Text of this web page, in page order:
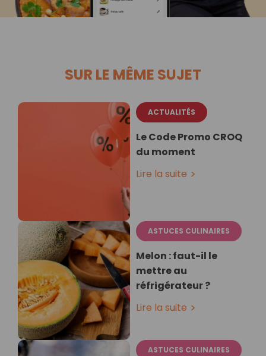
SUR LE MÊME SUJET
ACTUALITÉS
Le Code Promo CROQ
du moment
Lire la suite
ASTUCES CULINAIRES
Melon : faut-il le
mettre au
réfrigérateur ?
Lire la suite
ASTUCES CULINAIRES